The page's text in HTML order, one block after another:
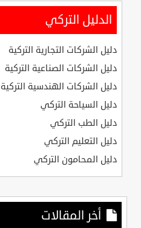
الدليل التركي
دليل الشركات التجارية التركية
دليل الشركات الصناعية التركية
دليل الشركات الهندسية التركية
دليل السياحة التركي
دليل الطب التركي
دليل التعليم التركي
دليل المحامون التركي
أخر المقالات